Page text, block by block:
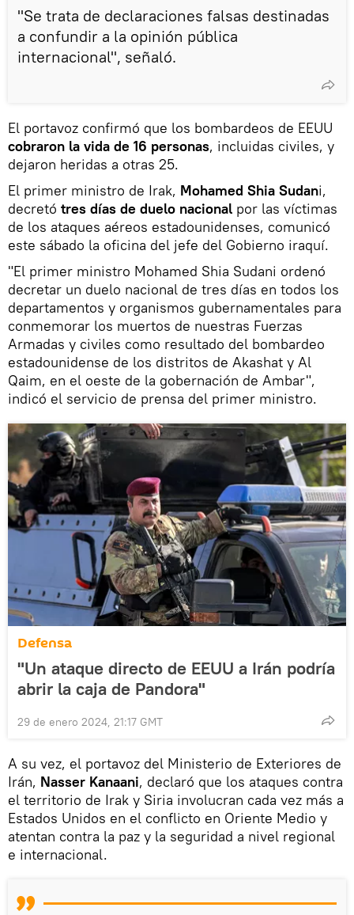
"Se trata de declaraciones falsas destinadas
a confundir a la opinión pública
internacional", señaló.
El portavoz confirmó que los bombardeos de EEUU
cobraron la vida de 16 personas, incluidas civiles, y
dejaron heridas a otras 25.
El primer ministro de Irak, Mohamed Shia Sudani,
decretó tres días de duelo nacional por las víctimas
de los ataques aéreos estadounidenses, comunicó
este sábado la oficina del jefe del Gobierno iraquí.
"El primer ministro Mohamed Shia Sudani ordenó
decretar un duelo nacional de tres días en todos los
departamentos y organismos gubernamentales para
conmemorar los muertos de nuestras Fuerzas
Armadas y civiles como resultado del bombardeo
estadounidense de los distritos de Akashat y Al
Qaim, en el oeste de la gobernación de Ambar",
indicó el servicio de prensa del primer ministro.
Defensa
"Un ataque directo de EEUU a Irán podría
abrir la caja de Pandora"
29 de enero 2024, 21:17 GMT
A su vez, el portavoz del Ministerio de Exteriores de
Irán, Nasser Kanaani, declaró que los ataques contra
el territorio de Irak y Siria involucran cada vez más a
Estados Unidos en el conflicto en Oriente Medio y
atentan contra la paz y la seguridad a nivel regional
e internacional.